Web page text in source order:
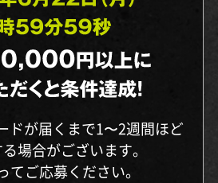
ドが届くまで1〜2週間ほど
場合がございます。
てご応募ください。